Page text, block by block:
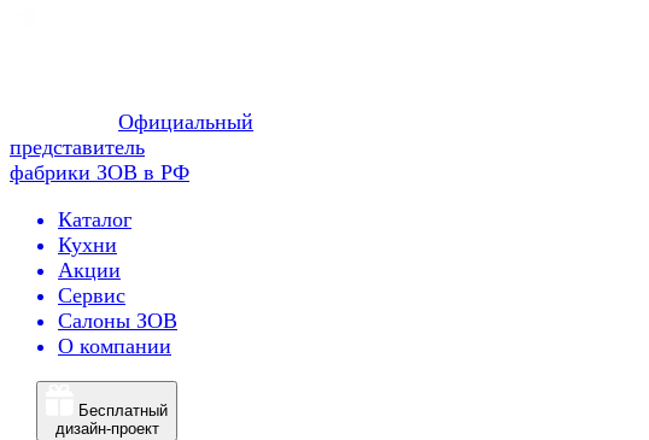
Официальный
представитель
фабрики ЗОВ в РФ
Каталог
Кухни
Акции
Сервис
Салоны ЗОВ
О компании
Бесплатный
дизайн-проект